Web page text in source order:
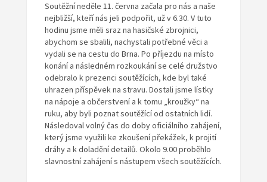
Soutěžní neděle 11. června začala pro nás a naše
nejbližší, kteří nás jeli podpořit, už v 6.30. V tuto
hodinu jsme měli sraz na hasičské zbrojnici,
abychom se sbalili, nachystali potřebné věci a
vydali se na cestu do Brna. Po příjezdu na místo
konání a následném rozkoukání se celé družstvo
odebralo k prezenci soutěžících, kde byl také
uhrazen příspěvek na stravu. Dostali jsme lístky
na nápoje a občerstvení a k tomu „kroužky“ na
ruku, aby byli poznat soutěžící od ostatních lidí.
Následoval volný čas do doby oficiálního zahájení,
který jsme využili ke zkoušení překážek, k projití
dráhy a k doladění detailů. Okolo 9.00 proběhlo
slavnostní zahájení s nástupem všech soutěžících.